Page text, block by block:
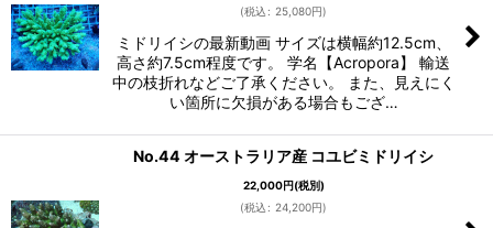
(税込 : 25,080円)
ミドリイシの最新動画 サイズは横幅約12.5cm、
高さ約7.5cm程度です。 学名【Acropora】 輸送
中の枝折れなどご了承ください。 また、見えにく
い箇所に欠損がある場合もござ…
No.44 オーストラリア産 コユビミドリイシ
22,000円(税別)
(税込 : 24,200円)